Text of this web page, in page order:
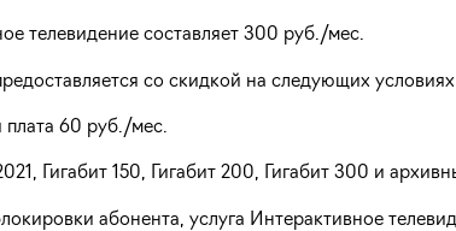
телевидение составляет 300 руб./мес.
со скидкой на следующих
плата 60 руб./мес.
Гигабит 150, Гигабит 200, Гигабит 300 и
абонента, услуга Интерактивное